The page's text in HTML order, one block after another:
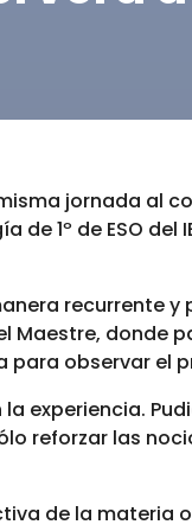
jornada al
de ESO del
recurrente
Maestre,
observar el
experiencia.
reforzar las
de la materia